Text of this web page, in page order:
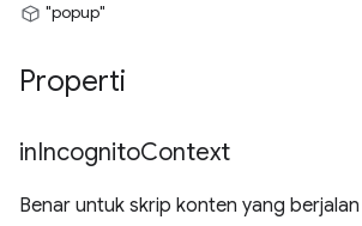
"popup"
Properti
inIncognitoContext
Benar untuk skrip konten yang